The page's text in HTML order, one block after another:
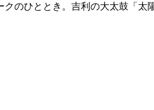
のひととき。吉利の大太鼓「太